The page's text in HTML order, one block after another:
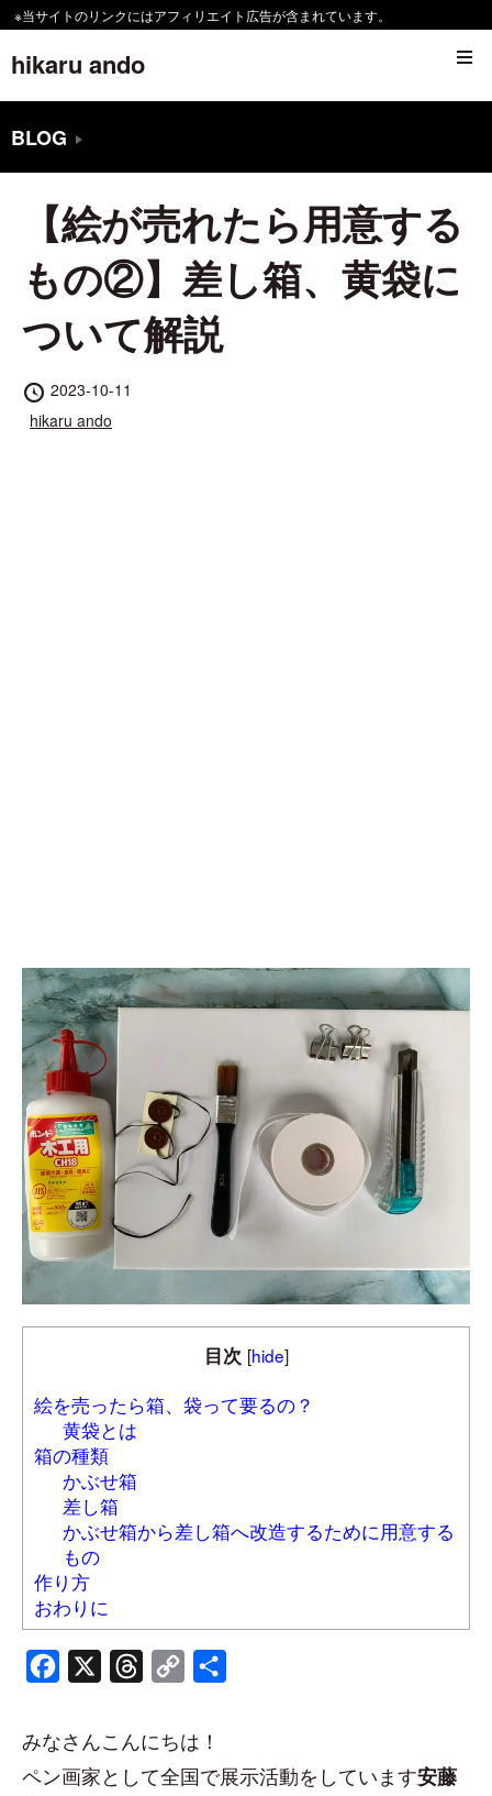
コ
ン
※当サイトのリンクにはアフィリエイト広告が含まれています。
hikaru ando
BLOG
【絵が売れたら用意する
もの②】差し箱、黄袋に
ついて解説
投
日
2023-10-11
投
hikaru ando
目次 [hide]
絵を売ったら箱、袋って要るの？
黄袋とは
箱の種類
かぶせ箱
差し箱
かぶせ箱から差し箱へ改造するために用意する
もの
作り方
おわりに
Facebook ThreadsCopy
みなさんこんにちは！
ペン画家として全国で展示活動をしています安藤